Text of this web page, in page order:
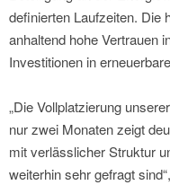
definierten Laufzeiten. Die
anhaltend hohe Vertrauen
Investitionen in
„Die Vollplatzierung
nur zwei Monaten zeigt
mit verlässlicher Struktur
weiterhin sehr gefragt